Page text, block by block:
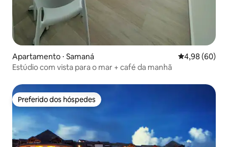
Apartamento ⋅ Samaná 4,98 de uma
4,98 (60)
Estúdio com vista para o mar + café da manhã
Preferido dos hóspedes
Preferido dos hóspedes